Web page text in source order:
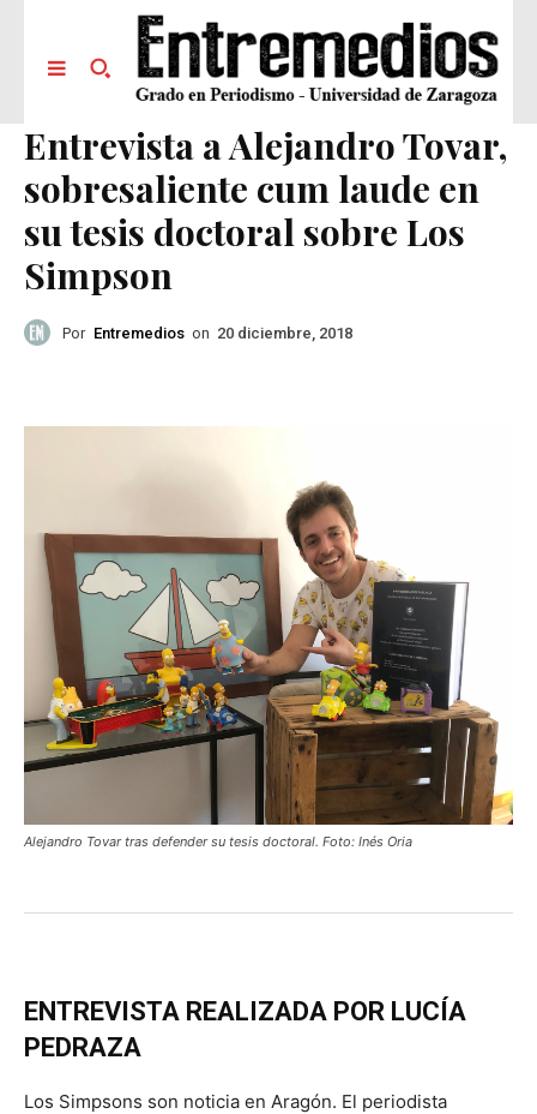
Entrevista a Alejandro Tovar,
sobresaliente cum laude en
su tesis doctoral sobre Los
Simpson
Por Entremedios on 20 diciembre, 2018
Alejandro Tovar tras defender su tesis doctoral. Foto: Inés Oria
ENTREVISTA REALIZADA POR LUCÍA
PEDRAZA
Los Simpsons son noticia en Aragón. El periodista